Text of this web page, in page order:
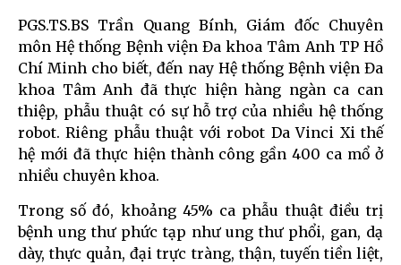
PGS.TS.BS Trần Quang Bính, Giám đốc Chuyên
môn Hệ thống Bệnh viện Đa khoa Tâm Anh TP Hồ
Chí Minh cho biết, đến nay Hệ thống Bệnh viện Đa
khoa Tâm Anh đã thực hiện hàng ngàn ca can
thiệp, phẫu thuật có sự hỗ trợ của nhiều hệ thống
robot. Riêng phẫu thuật với robot Da Vinci Xi thế
hệ mới đã thực hiện thành công gần 400 ca mổ ở
nhiều chuyên khoa.
Trong số đó, khoảng 45% ca phẫu thuật điều trị
bệnh ung thư phức tạp như ung thư phổi, gan, dạ
dày, thực quản, đại trực tràng, thận, tuyến tiền liệt,